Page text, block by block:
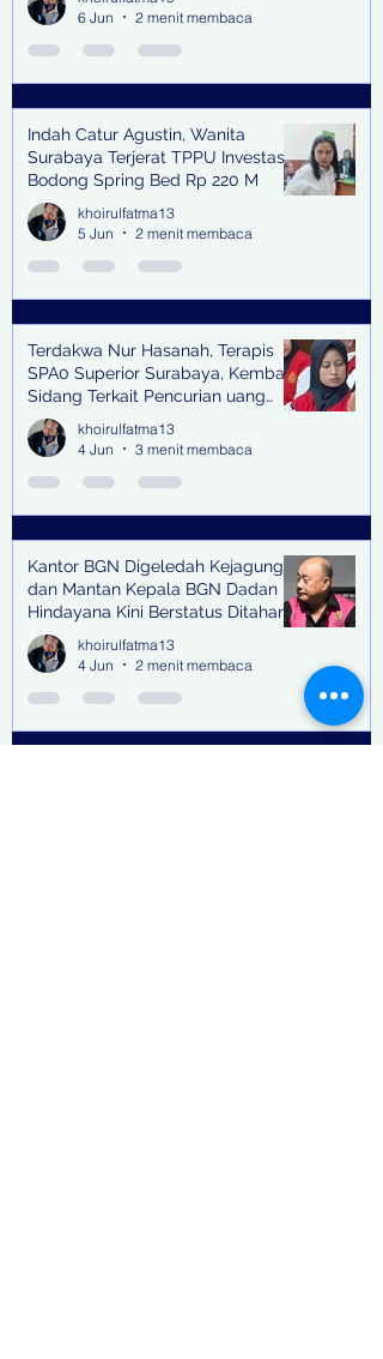
6 Jun
2 menit membaca
Indah Catur Agustin, Wanita
Surabaya Terjerat TPPU Investasi
Bodong Spring Bed Rp 220 M
khoirulfatma13
5 Jun
2 menit membaca
Terdakwa Nur Hasanah, Terapis
SPA0 Superior Surabaya, Kembali
Sidang Terkait Pencurian uang
senilai Rp1,285 M di PN Surabaya
khoirulfatma13
4 Jun
3 menit membaca
Kantor BGN Digeledah Kejagung
dan Mantan Kepala BGN Dadan
Hindayana Kini Berstatus Ditahan
khoirulfatma13
4 Jun
2 menit membaca